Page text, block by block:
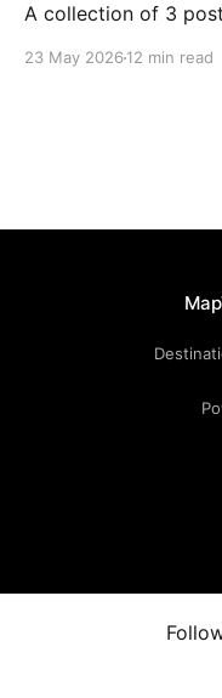
A collection of 3
23 May 2026 12 min read